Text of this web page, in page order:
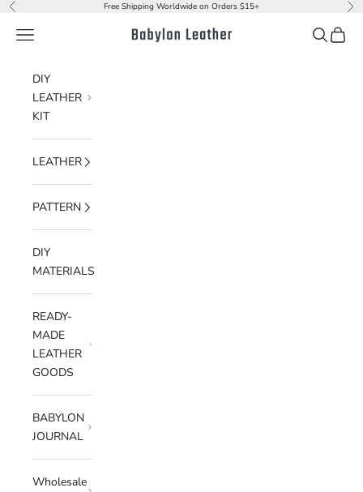
Skip to content
Previous Free Shipping Worldwide on Orders $15+
Babylon Leather
Navigation menu Search
Cart
DIY
LEATHER
KIT
LEATHER
PATTERN
DIY
MATERIALS
READY-
MADE
LEATHER
GOODS
BABYLON
JOURNAL
Wholesale